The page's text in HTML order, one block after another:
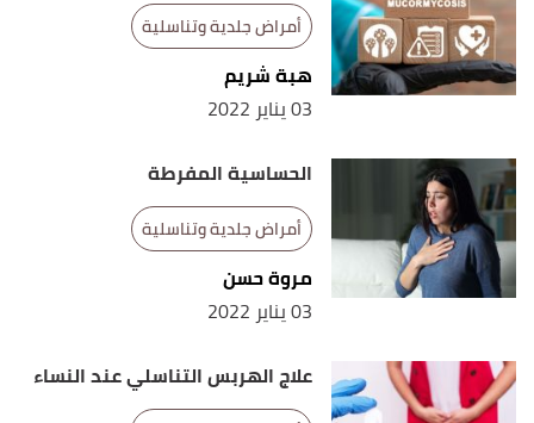
أمراض جلدية وتناسلية
هبة شريم
03 يناير 2022
الحساسية المفرطة
أمراض جلدية وتناسلية
مروة حسن
03 يناير 2022
علاج الهربس التناسلي عند النساء